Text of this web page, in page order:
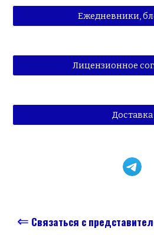
Ежедневники,
Лицензионное
Доставка
⇐ Связаться с